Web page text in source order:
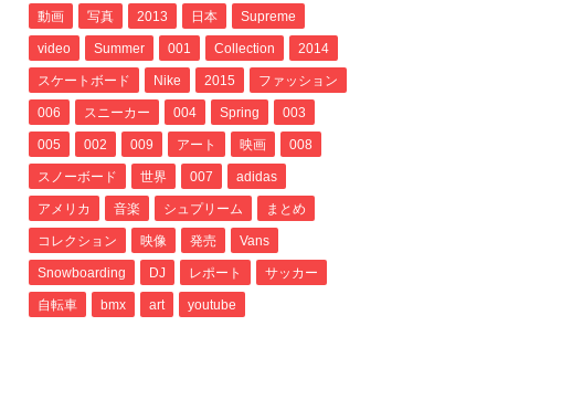
動画 写真 2013 日本 Supreme
video Summer 001 Collection 2014
スケートボード Nike 2015 ファッション
006 スニーカー 004 Spring 003
005 002 009 アート 映画 008
スノーボード 世界 007 adidas
アメリカ 音楽 シュプリーム まとめ
コレクション 映像 発売 Vans
Snowboarding DJ レポート サッカー
自転車 bmx art youtube